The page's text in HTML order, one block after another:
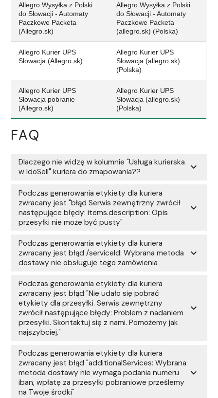
Allegro Wysyłka z Polski
do Słowacji - Automaty
Paczkowe Packeta
(Allegro.sk)
Allegro Wysyłka z Polski
do Słowacji - Automaty
Paczkowe Packeta
(allegro.sk) (Polska)
Allegro Kurier UPS
Słowacja (Allegro.sk)
Allegro Kurier UPS
Słowacja (allegro.sk)
(Polska)
Allegro Kurier UPS
Słowacja pobranie
(Allegro.sk)
Allegro Kurier UPS
Słowacja (allegro.sk)
(Polska)
FAQ
Dlaczego nie widzę w kolumnie "Usługa kurierska
w IdoSell" kuriera do zmapowania??
expand_more
Podczas generowania etykiety dla kuriera
zwracany jest "błąd Serwis zewnętrzny zwrócił
następujące błędy: items.description: Opis
przesyłki nie może być pusty"
expand_more
Podczas generowania etykiety dla kuriera
zwracany jest błąd /serviceId: Wybrana metoda
dostawy nie obsługuje tego zamówienia
expand_more
Podczas generowania etykiety dla kuriera
zwracany jest błąd "Nie udało się pobrać
etykiety dla przesyłki. Serwis zewnętrzny
zwrócił następujące błędy: Problem z nadaniem
przesyłki. Skontaktuj się z nami. Pomożemy jak
najszybciej."
expand_more
Podczas generowania etykiety dla kuriera
zwracany jest błąd "additionalServices: Wybrana
metoda dostawy nie wymaga podania numeru
iban, wpłatę za przesyłki pobraniowe prześlemy
na Twoje środki"
expand_more